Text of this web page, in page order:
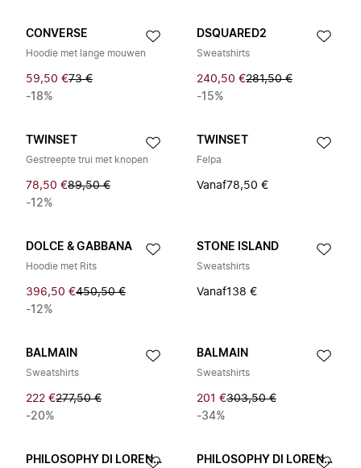
CONVERSE
Hoodie met lange mouwen
59,50 €73 €
-18%
DSQUARED2
Sweatshirts
240,50 €281,50 €
-15%
TWINSET
Gestreepte trui met knopen
78,50 €89,50 €
-12%
TWINSET
Felpa
Vanaf78,50 €
DOLCE & GABBANA
Hoodie met Rits
396,50 €450,50 €
-12%
STONE ISLAND
Sweatshirts
Vanaf138 €
BALMAIN
Sweatshirts
222 €277,50 €
-20%
BALMAIN
Sweatshirts
201 €303,50 €
-34%
PHILOSOPHY DI LORENZO SERAFINI PHILOSOPHY DI LORENZO SERAFINI